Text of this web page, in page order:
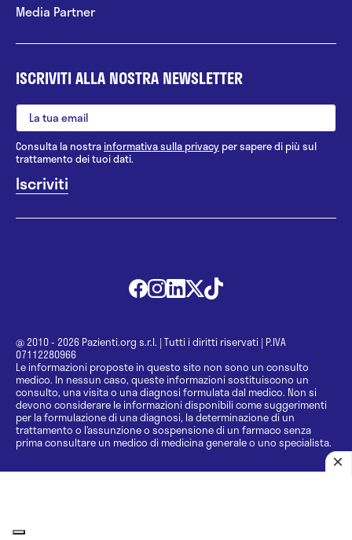
Media Partner
ISCRIVITI ALLA NOSTRA NEWSLETTER
Consulta la nostrainformativa sulla privacy per sapere di più sul
trattamento dei tuoi dati.
@ 2010 - 2026 Pazienti.org s.r.l. | Tutti i diritti riservati | P.IVA
07112280966
Le informazioni proposte in questo sito non sono un consulto
medico. In nessun caso, queste informazioni sostituiscono un
consulto, una visita o una diagnosi formulata dal medico. Non si
devono considerare le informazioni disponibili come suggerimenti
per la formulazione di una diagnosi, la determinazione di un
trattamento o l’assunzione o sospensione di un farmaco senza
prima consultare un medico di medicina generale o uno specialista.